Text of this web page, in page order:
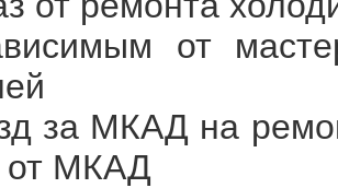
от
за МКАД на
от МКАД